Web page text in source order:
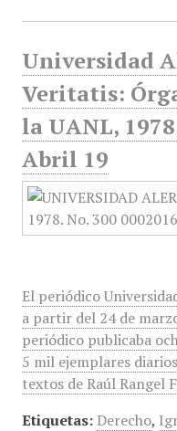
Universidad
Veritatis:
la UANL,
Abril 19
El periódico
a partir del 24 de
periódico publicaba
5 mil ejemplares
textos de Raúl Rangel
Etiquetas: Derecho,